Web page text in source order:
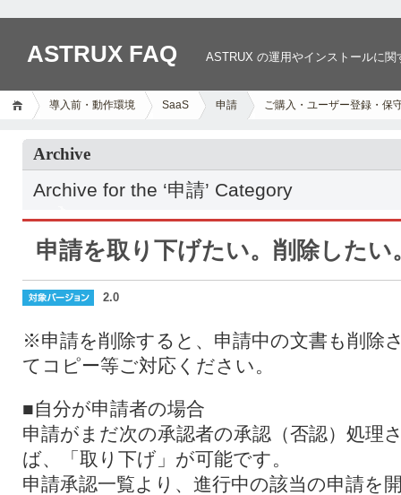
ASTRUX FAQ ASTRUX の運用やインストールに
導入前・動作環境 SaaS 申請 ご購入・ユーザー登録・保
Archive
Archive for the ‘申請’ Category
申請を取り下げたい。削除したい
2.0
※申請を削除すると、申請中の文書も削除
てコピー等ご対応ください。
■自分が申請者の場合
申請がまだ次の承認者の承認（否認）処理
ば、「取り下げ」が可能です。
申請承認一覧より、進行中の該当の申請を